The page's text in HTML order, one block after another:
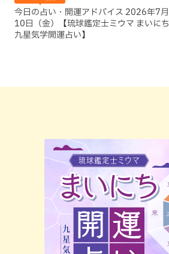
今日の占い・開運アドバイス 2026年7月
10日（金）【琉球鑑定士ミウマ まいにち
九星気学開運占い】